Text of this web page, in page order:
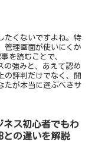
たくないですよね。特
管理画面が使いにくか
を読むことで、
の強みと、あえて認め
の評判だけでなく、開
たが本当に選ぶべきサ
ネス初心者でもわ
との違いを解説